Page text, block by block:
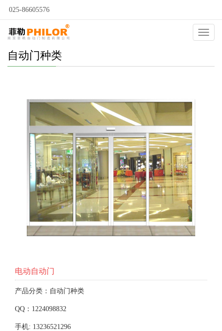
025-86605576
自动门种类
电动自动门
产品分类：自动门种类
QQ：1224098832
手机: 13236521296